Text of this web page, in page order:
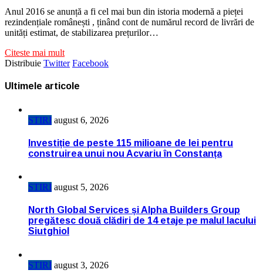
Anul 2016 se anunță a fi cel mai bun din istoria modernă a pieței
rezindențiale românești , ținând cont de numărul record de livrări de
unități estimat, de stabilizarea prețurilor…
Citeste mai mult
Distribuie Twitter Facebook
Ultimele articole
STIRI august 6, 2026
Investiție de peste 115 milioane de lei pentru
construirea unui nou Acvariu în Constanța
STIRI august 5, 2026
North Global Services și Alpha Builders Group
pregătesc două clădiri de 14 etaje pe malul lacului
Siutghiol
STIRI august 3, 2026